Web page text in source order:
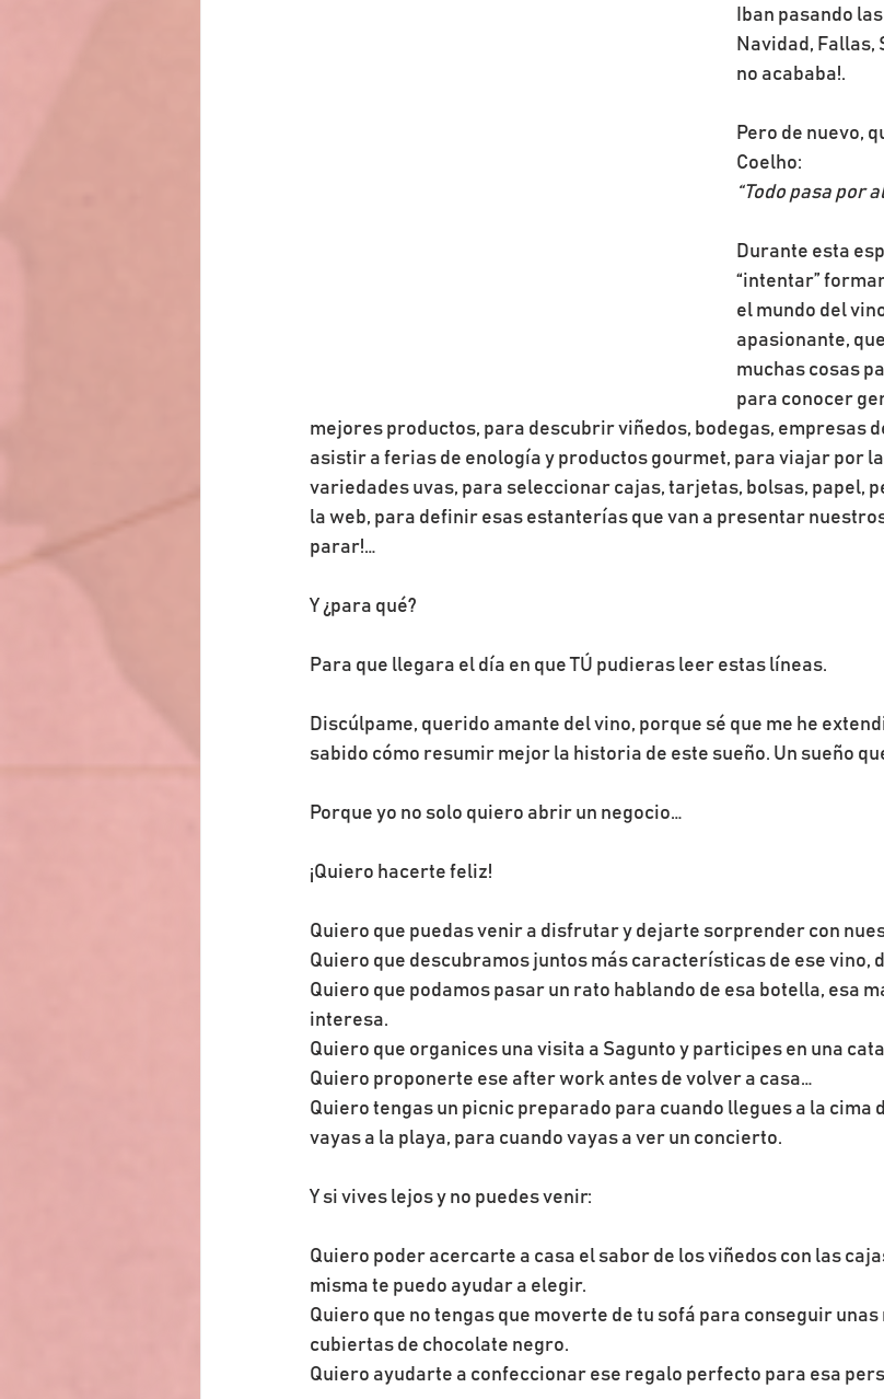
Iban pasando
Navidad, Fallas,
no acababa!.
Pero de nuevo,
Coelho:
“Todo pasa por
Durante esta
“intentar”
el mundo del
apasionante,
muchas cosas
para conocer
mejores productos, para descubrir viñedos, bodegas, empresas
asistir a ferias de enología y productos gourmet, para viajar por
variedades uvas, para seleccionar cajas, tarjetas, bolsas, papel,
la web, para definir esas estanterías que van a presentar
parar!…
Y ¿para qué?
Para que llegara el día en que TÚ pudieras leer estas líneas.
Discúlpame, querido amante del vino, porque sé que me he
sabido cómo resumir mejor la historia de este sueño. Un sueño
Porque yo no solo quiero abrir un negocio…
¡Quiero hacerte feliz!
Quiero que puedas venir a disfrutar y dejarte sorprender con
Quiero que descubramos juntos más características de ese vino,
Quiero que podamos pasar un rato hablando de esa botella, esa
interesa.
Quiero que organices una visita a Sagunto y participes en una
Quiero proponerte ese after work antes de volver a casa…
Quiero tengas un picnic preparado para cuando llegues a la cima
vayas a la playa, para cuando vayas a ver un concierto.
Y si vives lejos y no puedes venir:
Quiero poder acercarte a casa el sabor de los viñedos con las
misma te puedo ayudar a elegir.
Quiero que no tengas que moverte de tu sofá para conseguir
cubiertas de chocolate negro.
Quiero ayudarte a confeccionar ese regalo perfecto para esa